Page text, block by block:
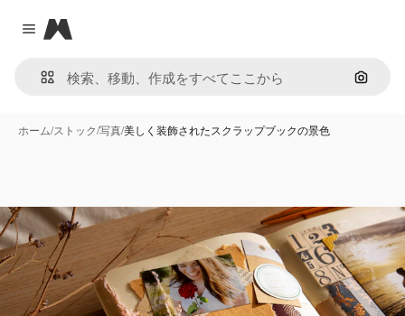
Close menu
Magnific
画像で
ホーム/ストック/写真/美しく装飾されたスクラップブックの景色